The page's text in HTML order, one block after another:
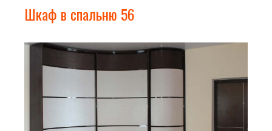
Шкаф в спальню 56